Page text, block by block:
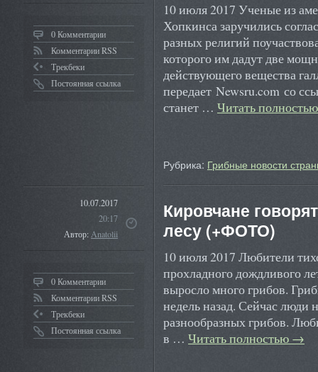
0 Комментарии
Комментарии RSS
Трекбеки
Постоянная ссылка
10 июля 2017 Ученые из
Хопкинса заручились
разных религий
которого им дадут две
действующего вещества
передает Newsru.com со
станет … Читать
Рубрика: Грибные новости
10.07.2017
20:17
Автор:Anatolii
0 Комментарии
Комментарии RSS
Трекбеки
Постоянная ссылка
Кировчане
лесу (+ФОТО)
10 июля 2017 Любители
прохладного дождливого
выросло много грибов.
недель назад. Сейчас люди
разнообразных грибов.
в … Читать полностью →